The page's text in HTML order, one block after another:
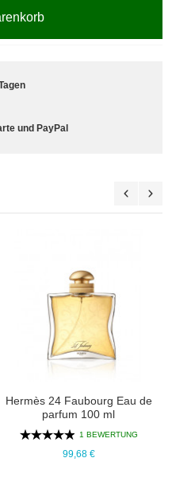
und PayPal
Hermès 24 Faubourg Eau de
parfum 100 ml
1 BEWERTUNG
99,68 €